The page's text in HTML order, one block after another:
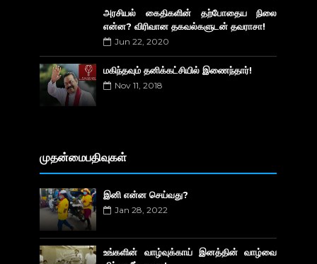
அரசியல் கைதிகளின் தற்போதைய நிலை
என்ன? விரிவான தகவல்களுடன் தவராசா!
Jun 22, 2020
மகிந்தவும் தனிக்கட்சியில் இணைந்தார்!
Nov 11, 2018
முதன்மைபதிவுகள்
இனி என்ன செய்வது?
Jan 28, 2022
உங்களின் வாழ்வுக்காய் இனத்தின் வாழ்வை